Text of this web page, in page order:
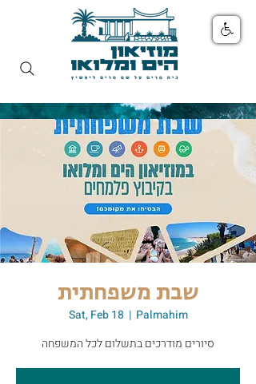
שבת משפחתית
Sat, Feb 18
  |
Palmahim